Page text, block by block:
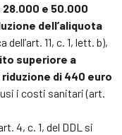
28.000 e 50.000
dell’aliquota
11, c. 1, lett. b),
superiore a
di 440 euro
i costi sanitari (art.
4, c. 1, del DDL si